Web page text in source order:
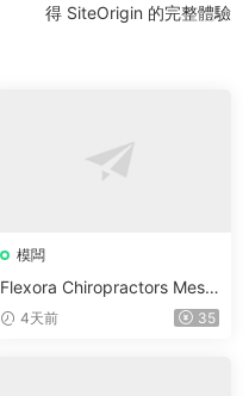
得 SiteOrigin 的完整體驗
模闆
Flexora Chiropractors Mess
age and Physical Therapist
4天前 35